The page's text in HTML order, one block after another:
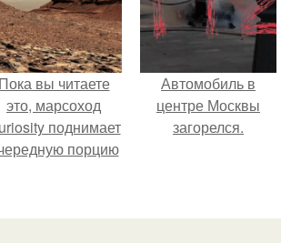
Пока вы читаете
это, марсоход
поднимает
порцию
Автомобиль в
центре Москвы
загорелся.